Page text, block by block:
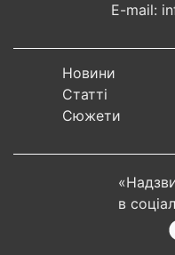
E-mail:
Новини
Статті
Сюжети
в